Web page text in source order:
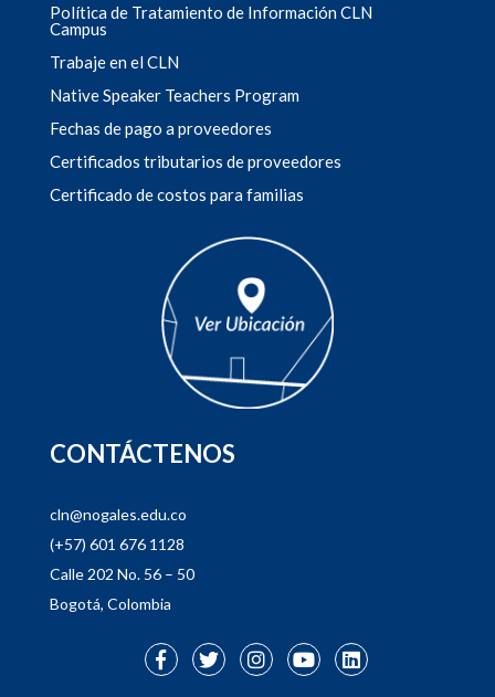
Política de Tratamiento de Información CLN
Campus
Trabaje en el CLN
Native Speaker Teachers Program
Fechas de pago a proveedores
Certificados tributarios de proveedores
Certificado de costos para familias
CONTÁCTENOS
cln@nogales.edu.co
(+57) 601 676 1128
Calle 202 No. 56 – 50
Bogotá, Colombia